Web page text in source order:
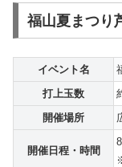
福山夏まつり
イベント名
打上玉数
開催場所
開催日程・時間